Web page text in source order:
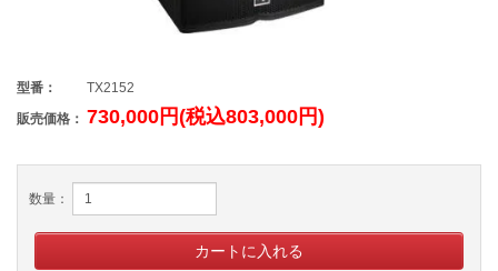
型番：
TX2152
販売価格： 730,000円(税込803,000円)
数量：